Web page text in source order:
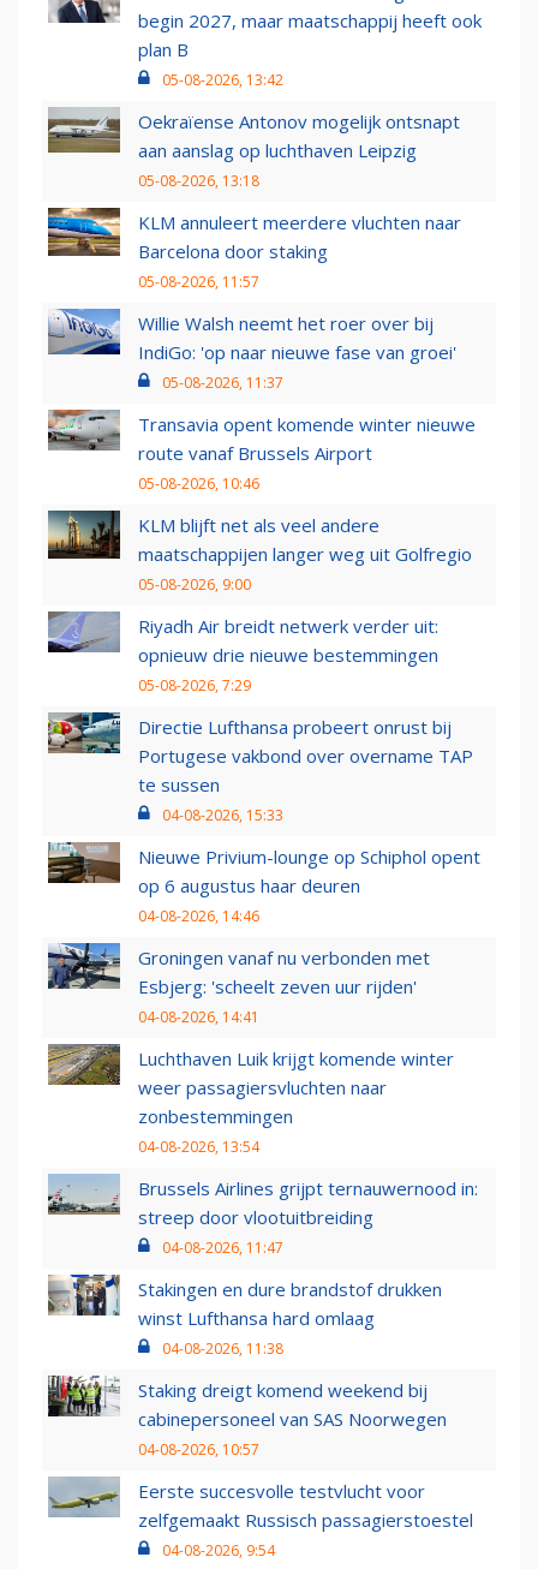
begin 2027, maar maatschappij heeft ook
plan B
05-08-2026, 13:42
Oekraïense Antonov mogelijk ontsnapt
aan aanslag op luchthaven Leipzig
05-08-2026, 13:18
KLM annuleert meerdere vluchten naar
Barcelona door staking
05-08-2026, 11:57
Willie Walsh neemt het roer over bij
IndiGo: 'op naar nieuwe fase van groei'
05-08-2026, 11:37
Transavia opent komende winter nieuwe
route vanaf Brussels Airport
05-08-2026, 10:46
KLM blijft net als veel andere
maatschappijen langer weg uit Golfregio
05-08-2026, 9:00
Riyadh Air breidt netwerk verder uit:
opnieuw drie nieuwe bestemmingen
05-08-2026, 7:29
Directie Lufthansa probeert onrust bij
Portugese vakbond over overname TAP
te sussen
04-08-2026, 15:33
Nieuwe Privium-lounge op Schiphol opent
op 6 augustus haar deuren
04-08-2026, 14:46
Groningen vanaf nu verbonden met
Esbjerg: 'scheelt zeven uur rijden'
04-08-2026, 14:41
Luchthaven Luik krijgt komende winter
weer passagiersvluchten naar
zonbestemmingen
04-08-2026, 13:54
Brussels Airlines grijpt ternauwernood in:
streep door vlootuitbreiding
04-08-2026, 11:47
Stakingen en dure brandstof drukken
winst Lufthansa hard omlaag
04-08-2026, 11:38
Staking dreigt komend weekend bij
cabinepersoneel van SAS Noorwegen
04-08-2026, 10:57
Eerste succesvolle testvlucht voor
zelfgemaakt Russisch passagierstoestel
04-08-2026, 9:54